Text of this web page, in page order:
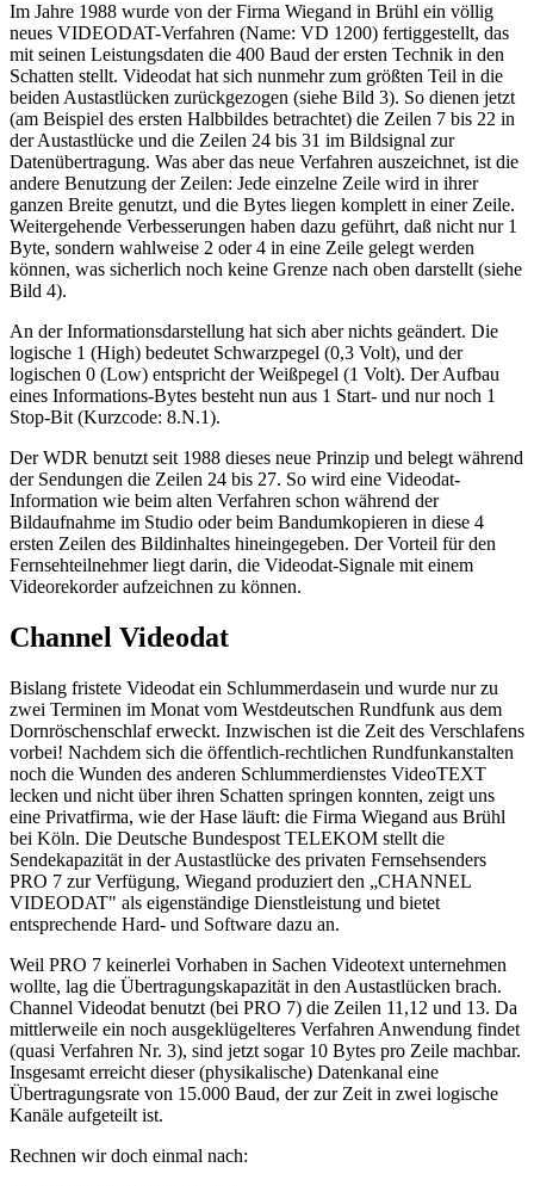
Im Jahre 1988 wurde von der Firma Wiegand in Brühl ein völlig
neues VIDEODAT-Verfahren (Name: VD 1200) fertiggestellt, das
mit seinen Leistungsdaten die 400 Baud der ersten Technik in den
Schatten stellt. Videodat hat sich nunmehr zum größten Teil in die
beiden Austastlücken zurückgezogen (siehe Bild 3). So dienen jetzt
(am Beispiel des ersten Halbbildes betrachtet) die Zeilen 7 bis 22 in
der Austastlücke und die Zeilen 24 bis 31 im Bildsignal zur
Datenübertragung. Was aber das neue Verfahren auszeichnet, ist die
andere Benutzung der Zeilen: Jede einzelne Zeile wird in ihrer
ganzen Breite genutzt, und die Bytes liegen komplett in einer Zeile.
Weitergehende Verbesserungen haben dazu geführt, daß nicht nur 1
Byte, sondern wahlweise 2 oder 4 in eine Zeile gelegt werden
können, was sicherlich noch keine Grenze nach oben darstellt (siehe
Bild 4).
An der Informationsdarstellung hat sich aber nichts geändert. Die
logische 1 (High) bedeutet Schwarzpegel (0,3 Volt), und der
logischen 0 (Low) entspricht der Weißpegel (1 Volt). Der Aufbau
eines Informations-Bytes besteht nun aus 1 Start- und nur noch 1
Stop-Bit (Kurzcode: 8.N.1).
Der WDR benutzt seit 1988 dieses neue Prinzip und belegt während
der Sendungen die Zeilen 24 bis 27. So wird eine Videodat-
Information wie beim alten Verfahren schon während der
Bildaufnahme im Studio oder beim Bandumkopieren in diese 4
ersten Zeilen des Bildinhaltes hineingegeben. Der Vorteil für den
Fernsehteilnehmer liegt darin, die Videodat-Signale mit einem
Videorekorder aufzeichnen zu können.
Channel Videodat
Bislang fristete Videodat ein Schlummerdasein und wurde nur zu
zwei Terminen im Monat vom Westdeutschen Rundfunk aus dem
Dornröschenschlaf erweckt. Inzwischen ist die Zeit des Verschlafens
vorbei! Nachdem sich die öffentlich-rechtlichen Rundfunkanstalten
noch die Wunden des anderen Schlummerdienstes VideoTEXT
lecken und nicht über ihren Schatten springen konnten, zeigt uns
eine Privatfirma, wie der Hase läuft: die Firma Wiegand aus Brühl
bei Köln. Die Deutsche Bundespost TELEKOM stellt die
Sendekapazität in der Austastlücke des privaten Fernsehsenders
PRO 7 zur Verfügung, Wiegand produziert den „CHANNEL
VIDEODAT" als eigenständige Dienstleistung und bietet
entsprechende Hard- und Software dazu an.
Weil PRO 7 keinerlei Vorhaben in Sachen Videotext unternehmen
wollte, lag die Übertragungskapazität in den Austastlücken brach.
Channel Videodat benutzt (bei PRO 7) die Zeilen 11,12 und 13. Da
mittlerweile ein noch ausgeklügelteres Verfahren Anwendung findet
(quasi Verfahren Nr. 3), sind jetzt sogar 10 Bytes pro Zeile machbar.
Insgesamt erreicht dieser (physikalische) Datenkanal eine
Übertragungsrate von 15.000 Baud, der zur Zeit in zwei logische
Kanäle aufgeteilt ist.
Rechnen wir doch einmal nach: